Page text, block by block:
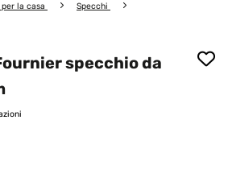
la casa Specchi
specchio da